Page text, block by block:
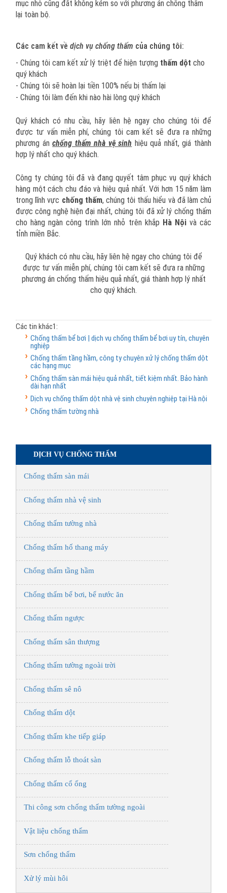
mục nhỏ cũng đắt không kém so với phương án chống thấm
lại toàn bộ.
Các cam kết về dịch vụ chống thấm của chúng tôi:
- Chúng tôi cam kết xử lý triệt để hiện tượng thấm dột cho
quý khách
- Chúng tôi sẽ hoàn lại tiền 100% nếu bị thấm lại
- Chúng tôi làm đến khi nào hài lòng quý khách
Quý khách có nhu cầu, hãy liên hệ ngay cho chúng tôi để
được tư vấn miễn phí, chúng tôi cam kết sẽ đưa ra những
phương ánchống thấm nhà vệ sinh hiệu quả nhất, giá thành
hợp lý nhất cho quý khách.
Công ty chúng tôi đã và đang quyết tâm phục vụ quý khách
hàng một cách chu đáo và hiệu quả nhất. Với hơn 15 năm làm
trong lĩnh vực chống thấm, chúng tôi thấu hiểu và đã làm chủ
được công nghệ hiện đại nhất, chúng tôi đã xử lý chống thấm
cho hàng ngàn công trình lớn nhỏ trên khắp Hà Nộivà các
tỉnh miền Bắc.
Quý khách có nhu cầu, hãy liên hệ ngay cho chúng tôi để
được tư vấn miễn phí, chúng tôi cam kết sẽ đưa ra những
phương án chống thấm hiệu quả nhất, giá thành hợp lý nhất
cho quý khách.
Các tin khác1:
Chống thấm bể bơi | dịch vụ chống thấm bể bơi uy tín, chuyên
nghiệp
Chống thấm tầng hầm, công ty chuyên xử lý chống thấm dột
các hạng mục
Chống thấm sàn mái hiệu quả nhất, tiết kiệm nhất. Bảo hành
dài hạn nhất
Dịch vụ chống thấm dột nhà vệ sinh chuyên nghiệp tại Hà nội
Chống thấm tường nhà
DỊCH VỤ CHỐNG THẤM
Chống thấm sàn mái
Chống thấm nhà vệ sinh
Chống thấm tường nhà
Chống thấm hố thang máy
Chống thấm tầng hầm
Chống thấm bể bơi, bể nước ăn
Chống thấm ngược
Chống thấm sân thượng
Chống thấm tường ngoài trời
Chống thấm sê nô
Chống thấm dột
Chống thấm khe tiếp giáp
Chống thấm lỗ thoát sàn
Chống thấm cổ ống
Thi công sơn chống thấm tường ngoài
Vật liệu chống thấm
Sơn chống thấm
Xử lý mùi hôi